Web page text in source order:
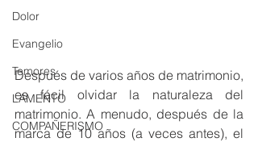
Dolor
Evangelio
Temores
LAMENTO
COMPAÑERISMO
Después de varios años de matrimonio,
es fácil olvidar la naturaleza del
matrimonio. A menudo, después de la
marca de 10 años (a veces antes), el